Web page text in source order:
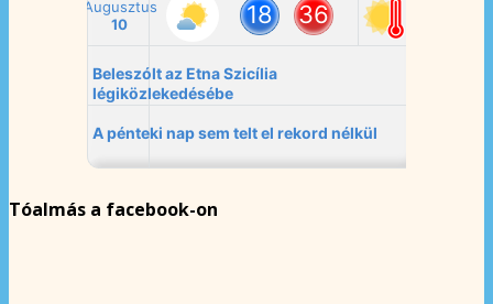
Tóalmás a facebook-on